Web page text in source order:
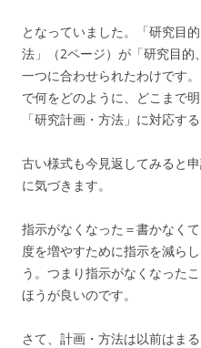
となっていました。「研究目
法」（2ページ）が「研究目
一つに合わせられたわけです
で何をどのように、どこまで
「研究計画・方法」に対応す
古い様式も今見返してみると
に気づきます。
指示がなくなった＝書かなく
度を増やすために指示を減ら
う。つまり指示がなくなった
ほうが良いのです。
さて、計画・方法は以前はま